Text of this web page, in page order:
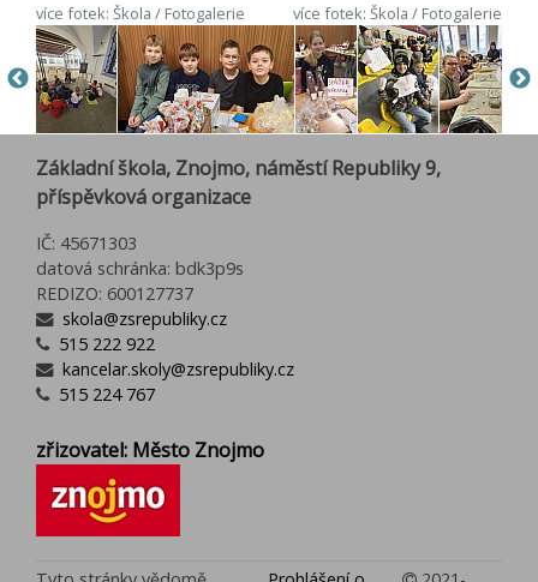
více fotek: Škola / Fotogalerie více fotek: Škola / Fotogalerie
Základní škola, Znojmo, náměstí Republiky 9,
příspěvková organizace
IČ: 45671303
datová schránka: bdk3p9s
REDIZO: 600127737
skola@zsrepubliky.cz
515 222 922
kancelar.skoly@zsrepubliky.cz
515 224 767
zřizovatel: Město Znojmo